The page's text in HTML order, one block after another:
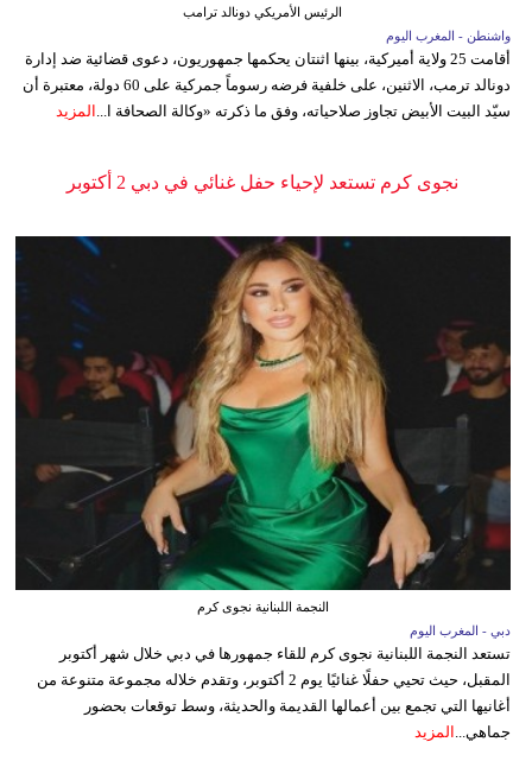
الرئيس الأمريكي دونالد ترامب
واشنطن - المغرب اليوم
أقامت 25 ولاية أميركية، بينها اثنتان يحكمها جمهوريون، دعوى قضائية ضد إدارة
دونالد ترمب، الاثنين، على خلفية فرضه رسوماً جمركية على 60 دولة، معتبرة أن
سيّد البيت الأبيض تجاوز صلاحياته، وفق ما ذكرته «وكالة الصحافة ا...
المزيد
نجوى كرم تستعد لإحياء حفل غنائي في دبي 2 أكتوبر
النجمة اللبنانية نجوى كرم
دبي - المغرب اليوم
تستعد النجمة اللبنانية نجوى كرم للقاء جمهورها في دبي خلال شهر أكتوبر
المقبل، حيث تحيي حفلًا غنائيًا يوم 2 أكتوبر، وتقدم خلاله مجموعة متنوعة من
أغانيها التي تجمع بين أعمالها القديمة والحديثة، وسط توقعات بحضور
جماهي... المزيد